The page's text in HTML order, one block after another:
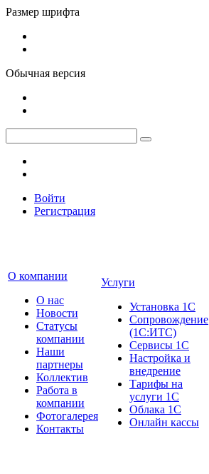
Размер шрифта
Обычная версия
Войти
Регистрация
О компании
О нас
Новости
Cтатусы
компании
Наши
партнеры
Коллектив
Работа в
компании
Фотогалерея
Контакты
Услуги
Установка 1С
Сопровождение
(1С:ИТС)
Сервисы 1С
Настройка и
внедрение
Тарифы на
услуги 1С
Облака 1С
Онлайн кассы